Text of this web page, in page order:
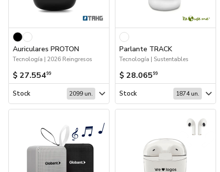
Auriculares PROTON
Tecnología | 2026 Reingresos
$ 27.55499
Stock 2099 un.
Parlante TRACK
Tecnología | Sustentables
$ 28.06599
Stock 1874 un.